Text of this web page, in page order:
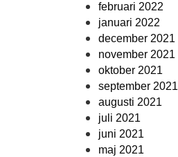
februari 2022
januari 2022
december 2021
november 2021
oktober 2021
september 2021
augusti 2021
juli 2021
juni 2021
maj 2021